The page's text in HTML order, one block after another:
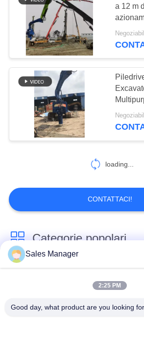
a 12 m
RC,
loading...
CONTATTACI!
Categorie popolari
battipalo
Martello elettrico
Sales Manager
2:25 PM
Good day, what product are you looking